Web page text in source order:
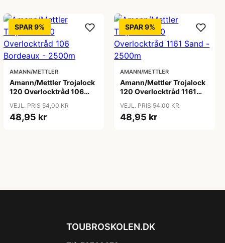
SPAR 9%
AMANN/METTLER
Amann/Mettler Trojalock
120 Overlocktråd 106
VEJL. PRIS 54,00 KR
48,95 kr
SPAR 9%
AMANN/METTLER
Amann/Mettler Trojalock
120 Overlocktråd 1161
VEJL. PRIS 54,00 KR
48,95 kr
TOUBROSKOLEN.DK